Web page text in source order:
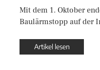
Mit dem 1. Oktober
Baulärmstopp auf der
Artikel lesen